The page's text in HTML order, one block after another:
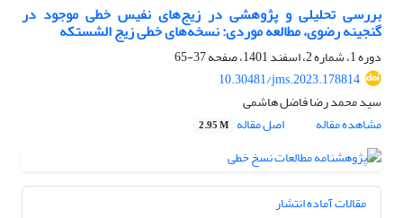
بررسی تحلیلی و پژوهشی در زیج‌های نفیس خطی موجود در
گنجینه رضوی، مطالعه موردی: نسخه‌های خطی زیج الشستکه
دوره 1، شماره 2، اسفند 1401، صفحه
37-65
10.30481/jms.2023.178814
سید محمد رضا فاضل هاشمی
مشاهده مقاله
اصل مقاله 2.95 M
مقالات آماده انتشار